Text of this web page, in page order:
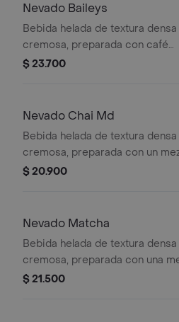
Nevado Baileys
Bebida helada de textura densa
cremosa, preparada con café
espresso, crema de whisky,
contiene licor.
$ 23.700
Nevado Chai Md
Bebida helada de textura densa
cremosa, preparada con un
láctea con té chai, especias,
$ 20.900
Nevado Matcha
Bebida helada de textura densa
cremosa, preparada con una
láctea de té matcha y hielo,
$ 21.500